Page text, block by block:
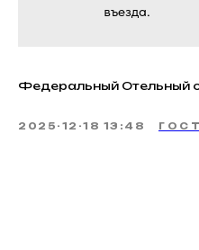
въезда.
Федеральный Отельный
2025-12-18 13:48